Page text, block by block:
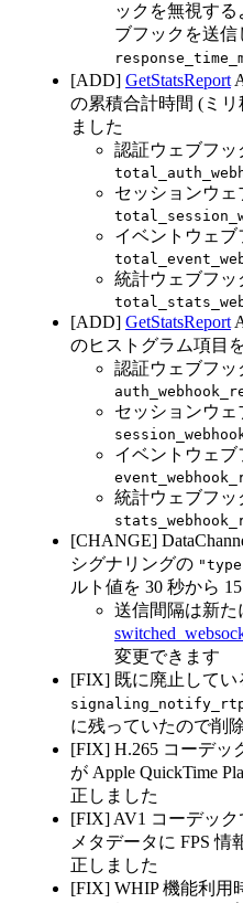
ックを無視す
ブフックを送信
[ADD] GetStatsReport
の累積合計時間 (ミ
ました
認証ウェブフッ
セッションウェ
イベントウェブ
統計ウェブフッ
[ADD] GetStatsReport
のヒストグラム項目
認証ウェブフッ
セッションウェ
イベントウェブ
統計ウェブフッ
[CHANGE]
シグナリングの
ルト値を 30 秒から
送信間隔は新た
変更できます
[FIX] 既に廃止してい
に残っていたので削
[FIX] H.265 コーデッ
が Apple QuickTime
正しました
[FIX] AV1 コーデッ
メタデータに FPS 情
正しました
[FIX] WHIP 機能利用